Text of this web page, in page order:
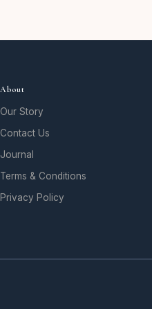
About
Our Story
Contact Us
Journal
Terms & Conditions
Privacy Policy